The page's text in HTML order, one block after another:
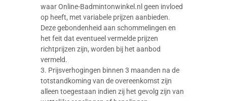
waar Online-Badmintonwinkel.nl geen invloed
op heeft, met variabele prijzen aanbieden.
Deze gebondenheid aan schommelingen en
het feit dat eventueel vermelde prijzen
richtprijzen zijn, worden bij het aanbod
vermeld.
3. Prijsverhogingen binnen 3 maanden na de
totstandkoming van de overeenkomst zijn
alleen toegestaan indien zij het gevolg zijn van